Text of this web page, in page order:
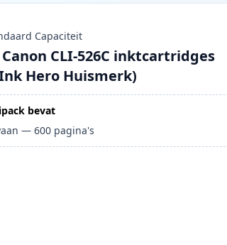
Capaciteit
CLI-526C inktcartridges
Hero Huismerk)
bevat
—600 pagina's